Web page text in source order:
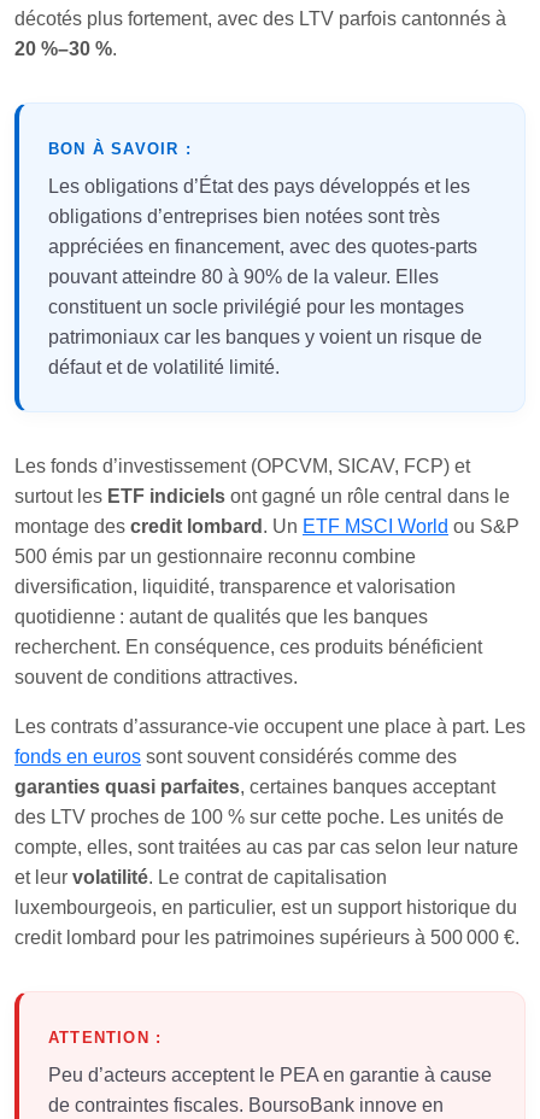
décotés plus fortement, avec des LTV parfois cantonnés à
20 %–30 %.
BON À SAVOIR :
Les obligations d’État des pays développés et les
obligations d’entreprises bien notées sont très
appréciées en financement, avec des quotes-parts
pouvant atteindre 80 à 90% de la valeur. Elles
constituent un socle privilégié pour les montages
patrimoniaux car les banques y voient un risque de
défaut et de volatilité limité.
Les fonds d’investissement (OPCVM, SICAV, FCP) et
surtout les ETF indiciels ont gagné un rôle central dans le
montage des credit lombard . Un ETF MSCI World ou S&P
500 émis par un gestionnaire reconnu combine
diversification, liquidité, transparence et valorisation
quotidienne : autant de qualités que les banques
recherchent. En conséquence, ces produits bénéficient
souvent de conditions attractives.
Les contrats d’assurance-vie occupent une place à part. Les
fonds en euros sont souvent considérés comme des
garanties quasi parfaites, certaines banques acceptant
des LTV proches de 100 % sur cette poche. Les unités de
compte, elles, sont traitées au cas par cas selon leur nature
et leur volatilité. Le contrat de capitalisation
luxembourgeois, en particulier, est un support historique du
credit lombard pour les patrimoines supérieurs à 500 000 €.
ATTENTION :
Peu d’acteurs acceptent le PEA en garantie à cause
de contraintes fiscales. BoursoBank innove en